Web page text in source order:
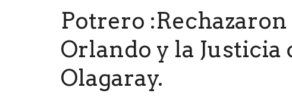
Potrero
Orlando y la Justicia
Olagaray.